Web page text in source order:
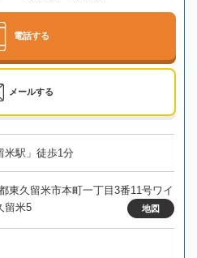
電話する
メールする
米駅」徒歩1分
東久留米市本町一丁目3番11号ワイ
留米5
地図